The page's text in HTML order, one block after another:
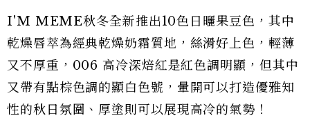
I'M MEME秋冬全新推出10色日曬果豆色，其中
乾燥唇萃為經典乾燥奶霜質地，絲滑好上色，輕薄
又不厚重，006 高冷深焙紅是紅色調明顯，但其中
又帶有點棕色調的顯白色號，暈開可以打造優雅知
性的秋日氛圍、厚塗則可以展現高冷的氣勢！